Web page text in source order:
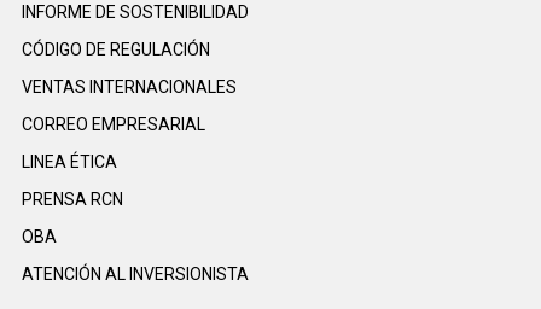
INFORME DE SOSTENIBILIDAD
CÓDIGO DE REGULACIÓN
VENTAS INTERNACIONALES
CORREO EMPRESARIAL
LINEA ÉTICA
PRENSA RCN
OBA
ATENCIÓN AL INVERSIONISTA